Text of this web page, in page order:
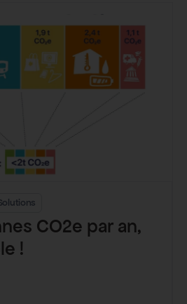
CO2e par an,
!